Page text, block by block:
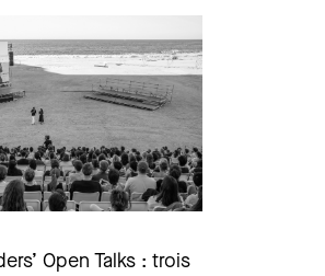
Open Talks : trois